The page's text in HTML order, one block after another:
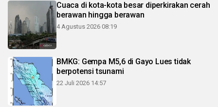
Cuaca di kota-kota besar diperkirakan cerah
berawan hingga berawan
4 Agustus 2026 08:19
BMKG: Gempa M5,6 di Gayo Lues tidak
berpotensi tsunami
22 Juli 2026 14:57